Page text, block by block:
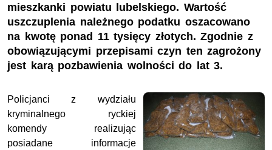
mieszkanki powiatu lubelskiego. Wartość
uszczuplenia należnego podatku oszacowano
na kwotę ponad 11 tysięcy złotych. Zgodnie z
obowiązującymi przepisami czyn ten zagrożony
jest karą pozbawienia wolności do lat 3.
Policjanci z wydziału
kryminalnego ryckiej
komendy realizując
posiadane informacje